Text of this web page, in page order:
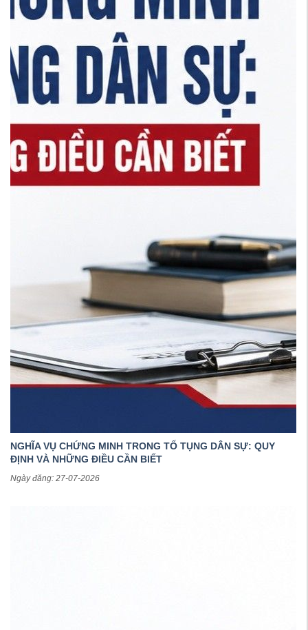
NGHĨA VỤ CHỨNG MINH TRONG TỐ TỤNG DÂN SỰ: QUY
ĐỊNH VÀ NHỮNG ĐIỀU CẦN BIẾT
Ngày đăng: 27-07-2026